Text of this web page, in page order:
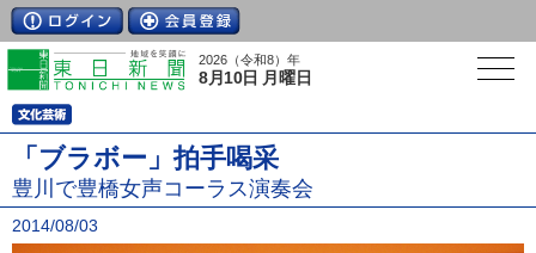
2026（令和8）年
8月10日 月曜日
「ブラボー」拍手喝采
豊川で豊橋女声コーラス演奏会
2014/08/03